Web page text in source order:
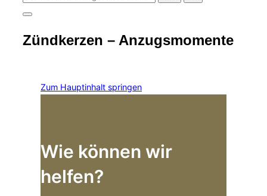
nach:
Seitenleiste
Navigation
umschalten
Zündkerzen – Anzugsmomente
Zum Hauptinhalt springen
Wie können wir
helfen?